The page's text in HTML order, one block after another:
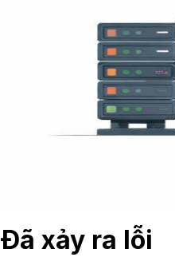
Đã xảy ra lỗi